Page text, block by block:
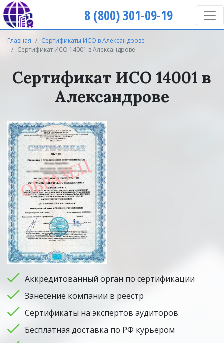
8 (800) 301-09-19
Главная
Сертификаты ИСО в Александрове
Сертификат ИСО 14001 в Александрове
Сертификат ИСО 14001 в
Александрове
Аккредитованный орган по сертификации
Занесение компании в реестр
Сертификаты на экспертов аудиторов
Бесплатная доставка по РФ курьером